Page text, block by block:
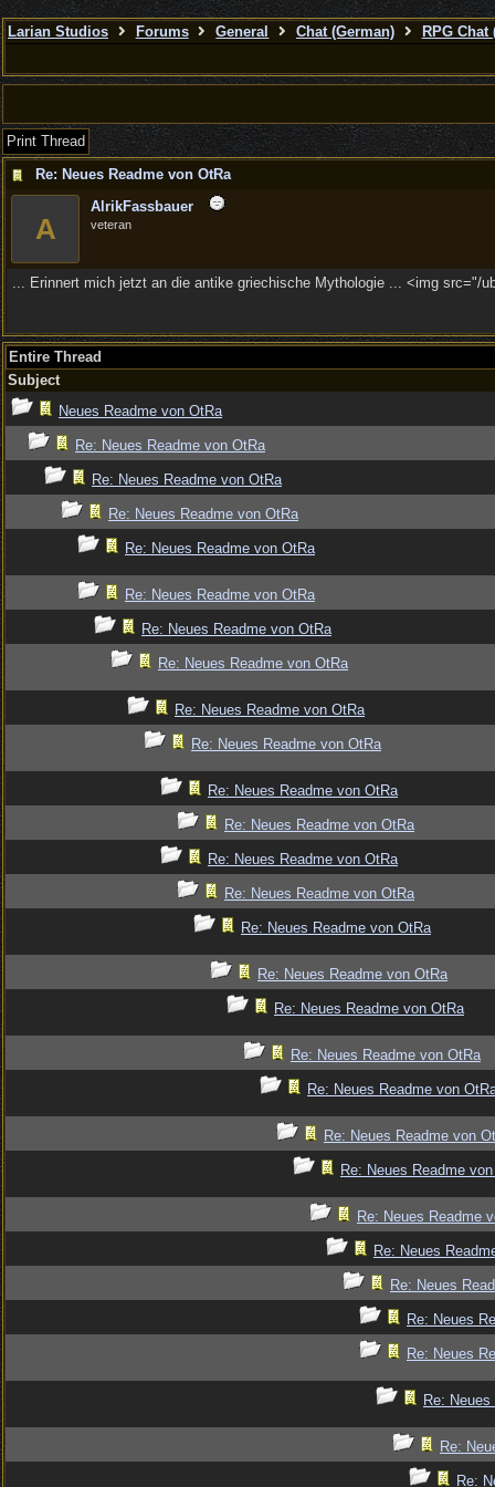
Larian Studios Forums General Chat (German) RPG Chat
Print Thread
Re: Neues Readme von OtRa
A
AlrikFassbauer
veteran
... Erinnert mich jetzt an die antike griechische Mythologie ... <img src="/
Entire Thread
Subject
Neues Readme von OtRa
Re: Neues Readme von OtRa
Re: Neues Readme von OtRa
Re: Neues Readme von OtRa
Re: Neues Readme von OtRa
Re: Neues Readme von OtRa
Re: Neues Readme von OtRa
Re: Neues Readme von OtRa
Re: Neues Readme von OtRa
Re: Neues Readme von OtRa
Re: Neues Readme von OtRa
Re: Neues Readme von OtRa
Re: Neues Readme von OtRa
Re: Neues Readme von OtRa
Re: Neues Readme von OtRa
Re: Neues Readme von OtRa
Re: Neues Readme von OtRa
Re: Neues Readme von OtRa
Re: Neues Readme von
Re: Neues Readme von
Re: Neues Readme
Re: Neues Readme
Re: Neues
Re: Neues
Re: Neues
Re: Neues
Re:
Re:
Re: